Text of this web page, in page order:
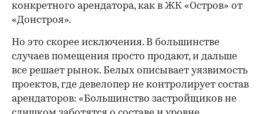
конкретного арендатора, как в ЖК «Остров» от
«Донстроя».
Но это скорее исключения. В большинстве
случаев помещения просто продают, и дальше
все решает рынок. Белых описывает уязвимость
проектов, где девелопер не контролирует состав
арендаторов: «Большинство застройщиков не